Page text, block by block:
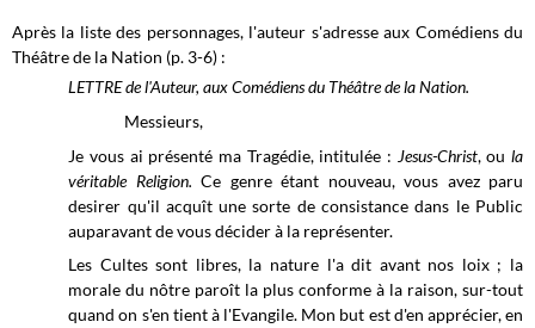
Après la liste des personnages, l'auteur s'adresse aux Comédiens du
Théâtre de la Nation (p. 3-6) :
LETTRE de l'Auteur, aux Comédiens du Théâtre de la Nation.
Messieurs,
Je vous ai présenté ma Tragédie, intitulée : Jesus-Christ, oula
véritable Religion.Ce genre étant nouveau, vous avez paru
desirer qu'il acquît une sorte de consistance dans le Public
auparavant de vous décider à la représenter.
Les Cultes sont libres, la nature l'a dit avant nos loix ; la
morale du nôtre paroît la plus conforme à la raison, sur-tout
quand on s'en tient à l'Evangile. Mon but est d'en apprécier, en